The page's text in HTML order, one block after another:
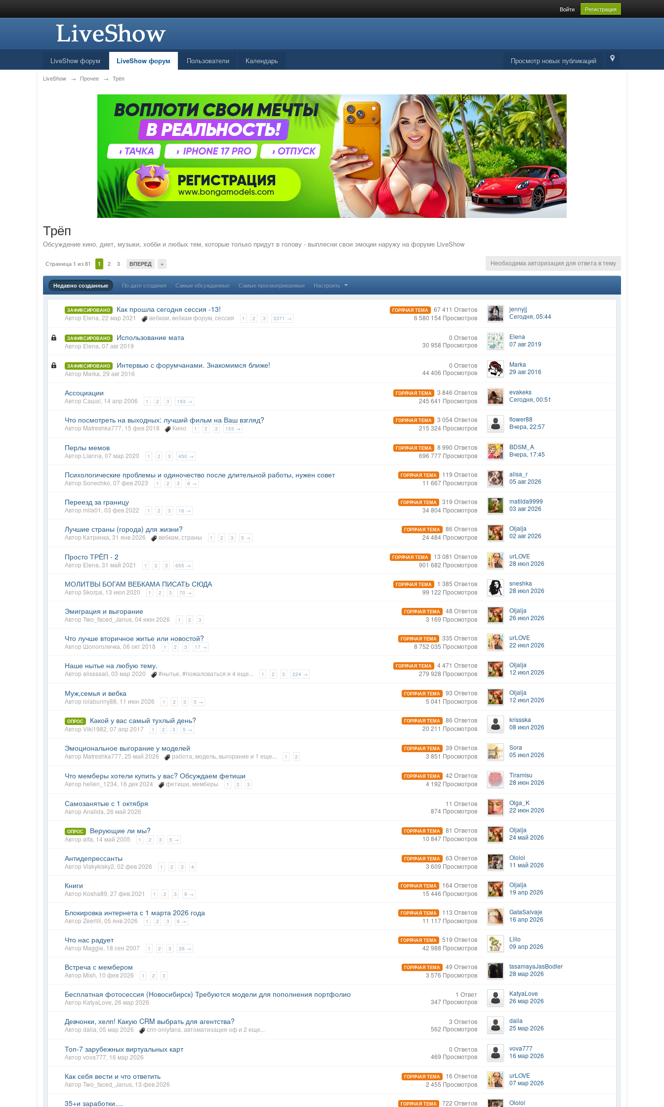
Войти Регистрация
Просмотр новых публикаций
LiveShow форум LiveShow форум Пользователи Календарь
LiveShow → Прочее → Трёп
Трёп
Обсуждение кино, диет, музыки, хобби и любых тем, которые только придут в голову - выплесни свои эмоции наружу на форуме LiveShow
Страница 1 из 81 1 2 3 ВПЕРЕД » Необходима авторизация для ответа в тему
Недавно созданные По дате создания Самые обсуждаемые Самые просматриваемые Настроить
ЗАФИКСИРОВАНО Как прошла сегодня сессия -13!
Автор Elena ,22 мар 2021 вебкам вебкам форум ,сессия 1 2 3 3371 →
ГОРЯЧАЯ ТЕМА
67 411 Ответов
6 580 154 Просмотров
jennyjj
Сегодня, 05:44
ЗАФИКСИРОВАНО Использование мата
Автор Elena ,07 авг 2019
0 Ответов
30 958 Просмотров
Elena
07 авг 2019
ЗАФИКСИРОВАНО Интервью с форумчанами. Знакомимся ближе!
Автор Marka ,29 авг 2016
0 Ответов
44 406 Просмотров
Marka
29 авг 2016
Ассоциации
АвторСаша! 14 апр 2006 1 2 3 193 →
ГОРЯЧАЯ ТЕМА
3 846 Ответов
245 641 Просмотров
evakeks
Сегодня, 00:51
Что посмотреть на выходных: лучший фильм на Ваш взгляд?
Автор Matreshka777 15 фев 2018 Кино 1 2 3 153 →
ГОРЯЧАЯ ТЕМА
3 054 Ответов
215 324 Просмотров
flower88
Вчера, 22:57
Перлы мемов
Автор Lianna ,07 мар 2020 1 2 3 450 →
ГОРЯЧАЯ ТЕМА
8 990 Ответов
696 777 Просмотров
BDSM_A
Вчера, 17:45
Психологические проблемы и одиночество после длительной работы, нужен совет
АвторSonechko ,07 фев 2023 1 2 3 6 →
ГОРЯЧАЯ ТЕМА
119 Ответов
11 667 Просмотров
alisa_r
05 авг 2026
Переезд за границу
Автор mila01 ,03 фев 2022 1 2 3 16 →
ГОРЯЧАЯ ТЕМА
319 Ответов
34 804 Просмотров
matilda9999
03 авг 2026
Лучшие страны (города) для жизни?
Автор Катринка ,31 янв 2026 вебкам ,страны 1 2 3 5 →
ГОРЯЧАЯ ТЕМА
86 Ответов
24 484 Просмотров
Oljalja
02 авг 2026
Просто ТРЁП - 2
Автор Elena ,31 май 2021 1 2 3 655 →
ГОРЯЧАЯ ТЕМА
13 081 Ответов
901 682 Просмотров
urLOVE
28 июл 2026
МОЛИТВЫ БОГАМ ВЕБКАМА ПИСАТЬ СЮДА
АвторSkorpa 13 июл 2020 1 2 3 70 →
ГОРЯЧАЯ ТЕМА
1 385 Ответов
99 122 Просмотров
sneshka
28 июл 2026
Эмиграция и выгорание
АвторTwo_faced_Janus ,04 июн 2026 1 2 3
ГОРЯЧАЯ ТЕМА
48 Ответов
3 169 Просмотров
Oljalja
26 июл 2026
Что лучше вторичное житье или новостой?
Автор Шопоголичка ,06 окт 2018 1 2 3 17 →
ГОРЯЧАЯ ТЕМА
335 Ответов
8 752 035 Просмотров
urLOVE
22 июл 2026
Наше нытье на любую тему.
Авторalisssaali ,03 мар 2020 #нытье ,#пожаловаться и 4 еще... 1 2 3 224 →
ГОРЯЧАЯ ТЕМА
4 471 Ответов
279 928 Просмотров
Oljalja
12 июл 2026
Муж,семья и вебка
Автор lolabunny88 11 июн 2026 1 2 3 5 →
ГОРЯЧАЯ ТЕМА
93 Ответов
5 041 Просмотров
Oljalja
12 июл 2026
ОПРОС Какой у вас самый тухлый день?
АвторViki1982 ,07 апр 2017 1 2 3 5 →
ГОРЯЧАЯ ТЕМА
86 Ответов
20 211 Просмотров
krissska
08 июл 2026
Эмоциональное выгорание у моделей
Автор Matreshka777 ,25 май 2026 работа модель выгорание и 1 еще... 1 2
ГОРЯЧАЯ ТЕМА
39 Ответов
3 851 Просмотров
Sora
05 июл 2026
Что мемберы хотели купить у вас? Обсуждаем фетиши
Автор hellen_1234 16 дек 2024 фетиши мемберы 1 2 3
ГОРЯЧАЯ ТЕМА
42 Ответов
4 192 Просмотров
Tiramisu
28 июн 2026
Самозанятые с 1 октября
АвторAnalida ,26 май 2026
11 Ответов
874 Просмотров
Olga_K
22 июн 2026
ОПРОС Верующие ли мы?
Авторalfa 14 май 2005 1 2 3 5 →
ГОРЯЧАЯ ТЕМА
81 Ответов
10 847 Просмотров
Oljalja
24 май 2026
Антидепрессанты
АвторViskykisky2 ,02 фев 2026 1 2 3 4
ГОРЯЧАЯ ТЕМА
63 Ответов
3 609 Просмотров
Ololol
11 май 2026
Книги
Автор Kosha89 ,27 фев 2021 1 2 3 9 →
ГОРЯЧАЯ ТЕМА
164 Ответов
15 446 Просмотров
Oljalja
19 апр 2026
Блокировка интернета с 1 марта 2026 года
АвторZeerlili ,05 янв 2026 1 2 3 6 →
ГОРЯЧАЯ ТЕМА
113 Ответов
11 117 Просмотров
GataSalvaje
16 апр 2026
Что нас радует
Автор Maggie 18 сен 2007 1 2 3 26 →
ГОРЯЧАЯ ТЕМА
519 Ответов
42 988 Просмотров
Lillo
09 апр 2026
Встреча с мембером
Автор Mish 10 фев 2026 1 2 3
ГОРЯЧАЯ ТЕМА
49 Ответов
3 576 Просмотров
tasamayaJasBodler
28 мар 2026
Бесплатная фотосессия (Новосибирск) Требуются модели для пополнения портфолио
Автор KatyaLove ,26 мар 2026
1 Ответ
347 Просмотров
KatyaLove
26 мар 2026
Девчонки, хелп! Какую CRM выбрать для агентства?
Авторdalia ,05 мар 2026 crm onlyfans ,автоматизация оф и 2 еще...
3 Ответов
562 Просмотров
dalia
25 мар 2026
Топ-7 зарубежных виртуальных карт​
Авторvova777 16 мар 2026
0 Ответов
469 Просмотров
vova777
16 мар 2026
Как себя вести и что ответить
АвторTwo_faced_Janus 13 фев 2026
ГОРЯЧАЯ ТЕМА
16 Ответов
2 455 Просмотров
urLOVE
07 мар 2026
35+и заработки.... ГОРЯЧАЯ ТЕМА 722 Ответов
Ololol